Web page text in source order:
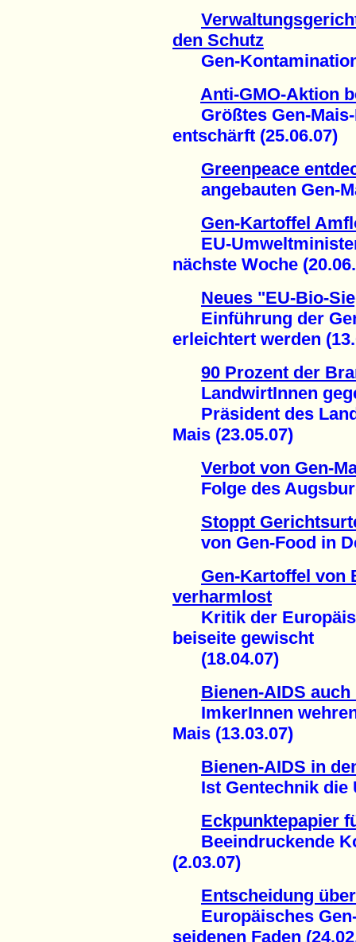
den Schutz
Gen-Kontamination
Anti-GMO-Aktion
Größtes Gen-Mais-
entschärft (25.06.07)
Greenpeace
angebauten Gen-
Gen-Kartoffel
EU-
nächste Woche
Neues "EU-Bio-
Einführung der
erleichtert werden
90 Prozent der
LandwirtInnen
Präsident des
Mais (23.05.07)
Verbot von Gen-
Folge des
Stoppt
von Gen-Food in
Gen-Kartoffel von
verharmlost
Kritik der
beiseite gewischt
(18.04.07)
Bienen-AIDS
ImkerInnen wehren
Mais (13.03.07)
Bienen-AIDS in
Ist Gentechnik die
Eckpunktepapier
Beeindruckende
(2.03.07)
Entscheidung
Europäisches
seidenen Faden